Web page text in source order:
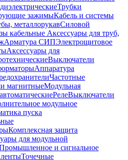
Трубки
зажимыКабель и системы
металлорукавСиловой
кабельные Аксессуары для труб,
Арматура СИПЭлектрощитовое
Аксессуары для
Выключатели
Аппаратура
Частотные
магнитныеМодульная
РелеВыключатели
модульное
пуска
Комплексная защита
для модульной
и сигнальное
Точечные